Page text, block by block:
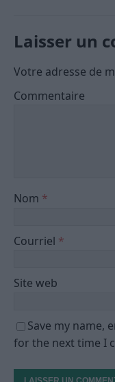
Laisser un
Votre adresse de
Commentaire
Nom *
Courriel *
Site web
Save my name,
for the next time I